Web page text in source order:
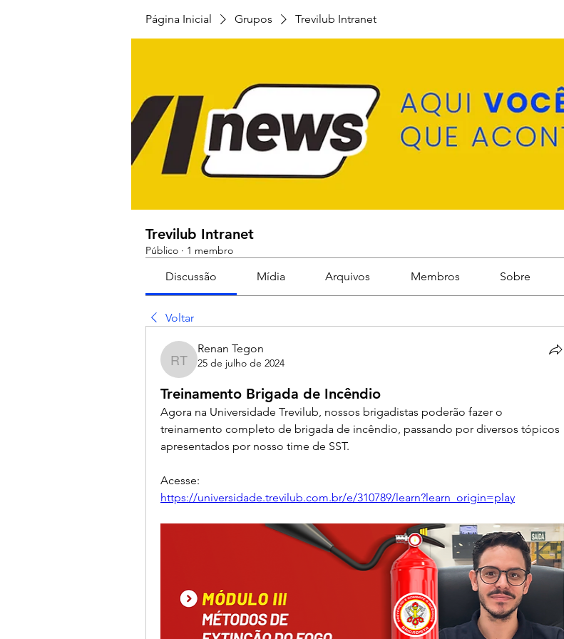
Página Inicial Grupos Trevilub Intranet
Trevilub Intranet
Público · 1 membro
Discussão Mídia Arquivos Membros Sobre
Voltar
Renan Tegon
Renan Tegon
25 de julho de 2024
Treinamento Brigada de Incêndio
Agora na Universidade Trevilub, nossos brigadistas poderão fazer o
treinamento completo de brigada de incêndio, passando por diversos tópicos
apresentados por nosso time de SST.
Acesse:
https://universidade.trevilub.com.br/e/310789/learn?learn_origin=play